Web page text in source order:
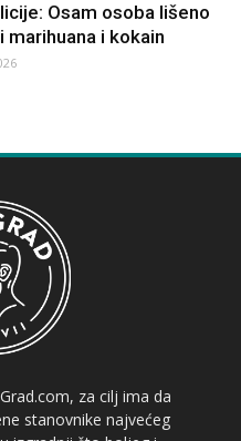
Osam osoba lišeno
i kokain
za cilj ima da
stanovnike najvećeg